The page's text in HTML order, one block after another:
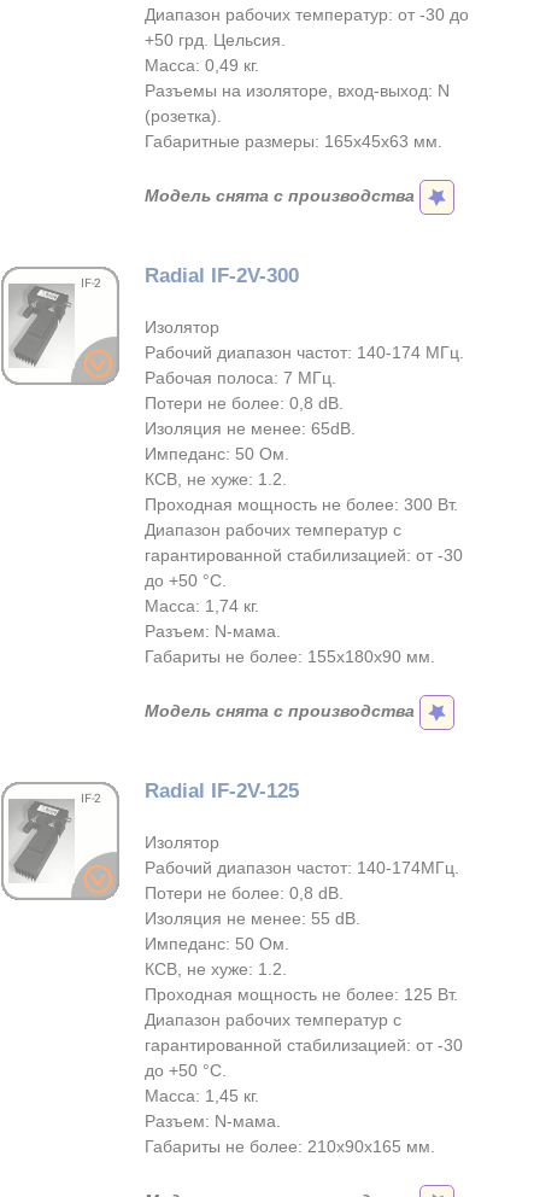
Диапазон рабочих температур: от -30 до
+50 грд. Цельсия.
Масса: 0,49 кг.
Разъемы на изоляторе, вход-выход: N
(розетка).
Габаритные размеры: 165х45х63 мм.
Модель снята с производства
Radial IF-2V-300
Изолятор
Рабочий диапазон частот: 140-174 МГц.
Рабочая полоса: 7 МГц.
Потери не более: 0,8 dB.
Изоляция не менее: 65dB.
Импеданс: 50 Ом.
КСВ, не хуже: 1.2.
Проходная мощность не более: 300 Вт.
Диапазон рабочих температур с
гарантированной стабилизацией: от -30
до +50 °С.
Масса: 1,74 кг.
Разъем: N-мама.
Габариты не более: 155х180х90 мм.
Модель снята с производства
Radial IF-2V-125
Изолятор
Рабочий диапазон частот: 140-174МГц.
Потери не более: 0,8 dB.
Изоляция не менее: 55 dB.
Импеданс: 50 Ом.
КСВ, не хуже: 1.2.
Проходная мощность не более: 125 Вт.
Диапазон рабочих температур с
гарантированной стабилизацией: от -30
до +50 °С.
Масса: 1,45 кг.
Разъем: N-мама.
Габариты не более: 210x90x165 мм.